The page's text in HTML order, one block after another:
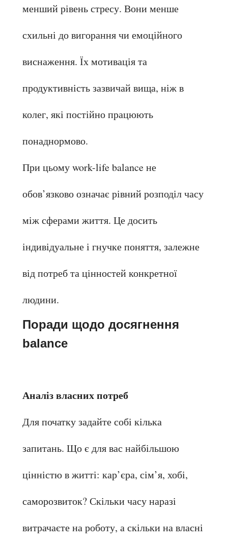
менший рівень стресу. Вони менше
схильні до вигорання чи емоційного
виснаження. Їх мотивація та
продуктивність зазвичай вища, ніж в
колег, які постійно працюють
понаднормово.
При цьому work-life balance не
обов’язково означає рівний розподіл часу
між сферами життя. Це досить
індивідуальне і гнучке поняття, залежне
від потреб та цінностей конкретної
людини.
Поради щодо досягнення
balance
Аналіз власних потреб
Для початку задайте собі кілька
запитань. Що є для вас найбільшою
цінністю в житті: кар’єра, сім’я, хобі,
саморозвиток? Скільки часу наразі
витрачаєте на роботу, а скільки на власні